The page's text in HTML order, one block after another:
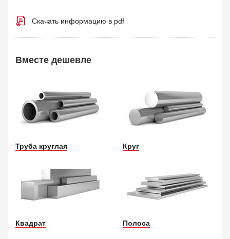
Скачать информацию в pdf
Вместе дешевле
Труба круглая Круг
Квадрат Полоса